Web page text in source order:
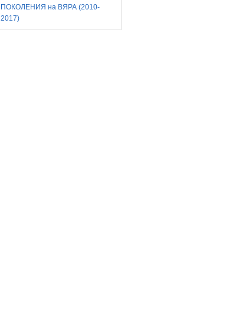
ПОКОЛЕНИЯ на ВЯРА (2010-
2017)